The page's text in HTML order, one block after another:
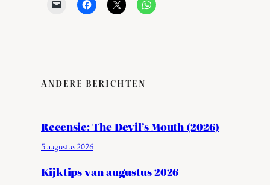
ANDERE BERICHTEN
Recensie: The Devil’s Mouth (2026)
5 augustus 2026
Kijktips van augustus 2026